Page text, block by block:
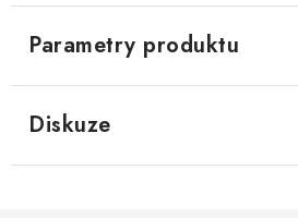
Parametry produktu
Diskuze